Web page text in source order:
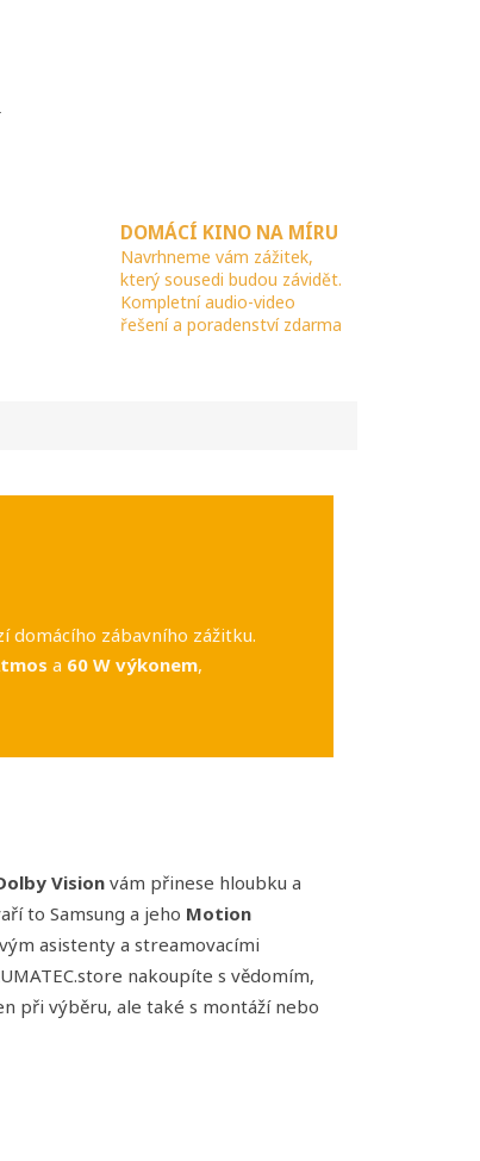
DOMÁCÍ KINO NA MÍRU
Navrhneme vám zážitek,
který sousedi budou závidět.
Kompletní audio-video
řešení a poradenství zdarma
domácího zábavního zážitku.
a 60 W výkonem,
Visionvám přinese hloubku a
to Samsung a jeho Motion
asistenty a streamovacími
nakoupíte s vědomím,
při výběru, ale také s montáží nebo